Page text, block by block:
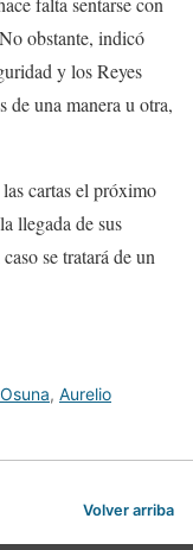
obstante, indicó
y los Reyes
de una manera u otra,
cartas el próximo
llegada de sus
se tratará de un
, Aurelio
Volver arriba